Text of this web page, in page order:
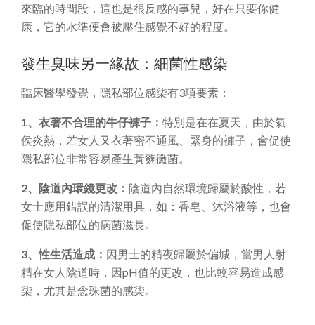
來臨的時間段，這也是很反感的事兒，好在只要你健
康，它的水準便會被壓住感覺不好的程度。
發生臭味另一緣故：細菌性感染
臨床醫學發覺，隱私部位感柒有3項要素：
1、衣著不合理的牛仔褲子： 特別是在在夏天，由於氣
侯炎熱，若女人又衣著密不通風、緊身的褲子，會促使
隱私部位非常容易產生黃麴黴菌。
2、陰道內環鏡更改： 陰道內自然環境歸屬於酸性，若
女士應用錯誤的清潔用具，如：香皂、沐浴液等，也會
促使隱私部位的病菌滋長。
3、性生活造成： 因男士的精夜歸屬於偏堿，當男人射
精在女人陰道時，因pH值的更改，也比較容易造成感
柒，尤其是念珠菌的感柒。